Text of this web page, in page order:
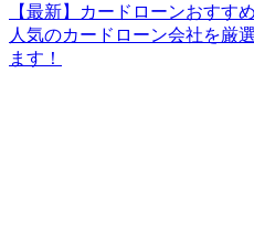
【最新】カードローンおすす
人気のカードローン会社を厳
ます！